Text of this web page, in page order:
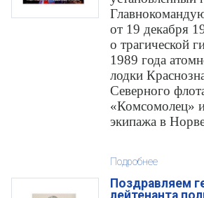
от 19 декабря
о трагической
1989 года
лодки
Северного
«Комсомолец»
экипажа в
Подробнее
Поздравляем
лейтенанта